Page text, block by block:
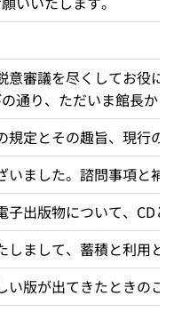
意審議を尽くしてお役
の通り、ただいま館長
規定とその趣旨、現行
いました。諮問事項と
子出版物について、CD
しまして、蓄積と利用
い版が出てきたときの